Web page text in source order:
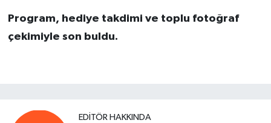
Program, hediye takdimi ve toplu fotoğraf
çekimiyle son buldu.
EDITÖR HAKKINDA